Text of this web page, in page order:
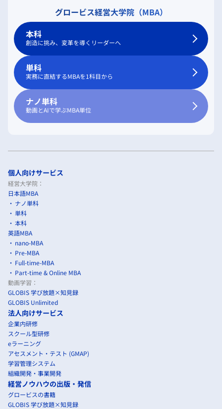
グロービス経営大学院（MBA）
本科
創造に挑み、変革を導くリーダーへ
単科
実務に直結するMBAを1科目から
ナノ単科
動画とAIで学ぶMBA単位
個人向けサービス
経営大学院：
日本語MBA
ナノ単科
単科
本科
英語MBA
nano-MBA
Pre-MBA
Full-time-MBA
Part-time & Online MBA
動画学習：
GLOBIS 学び放題×知見録
GLOBIS Unlimited
法人向けサービス
企業内研修
スクール型研修
eラーニング
アセスメント・テスト (GMAP)
学習管理システム
組織開発・事業開発
経営ノウハウの出版・発信
グロービスの書籍
GLOBIS 学び放題×知見録